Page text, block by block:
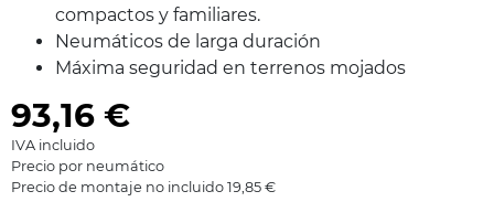
compactos y familiares.
Neumáticos de larga duración
Máxima seguridad en terrenos mojados
93,16 €
IVA incluido
Precio por neumático
Precio de montaje no incluido 19,85 €